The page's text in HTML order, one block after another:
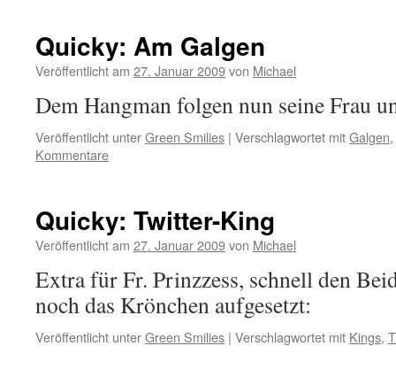
Quicky: Am Galgen
Veröffentlicht am 27. Januar 2009von Michael
Dem Hangman folgen nun seine Frau
Veröffentlicht unterGreen Smilies | Verschlagwortet mitGalgen,
Kommentare
Quicky: Twitter-King
Veröffentlicht am 27. Januar 2009von Michael
Extra für Fr. Prinzzess, schnell den
noch das Krönchen aufgesetzt:
Veröffentlicht unterGreen Smilies | Verschlagwortet mit Kings,